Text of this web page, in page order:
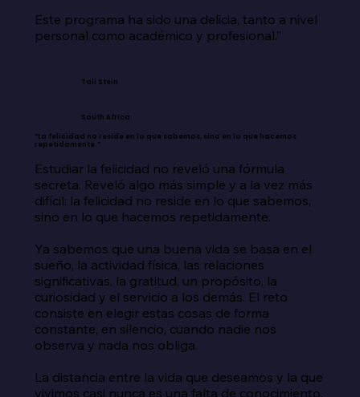
Este programa ha sido una delicia, tanto a nivel
personal como académico y profesional.”
Tali Stein
South Africa
“La felicidad no reside en lo que sabemos, sino en lo que hacemos
repetidamente.”
Estudiar la felicidad no reveló una fórmula
secreta. Reveló algo más simple y a la vez más
difícil: la felicidad no reside en lo que sabemos,
sino en lo que hacemos repetidamente.
Ya sabemos que una buena vida se basa en el
sueño, la actividad física, las relaciones
significativas, la gratitud, un propósito, la
curiosidad y el servicio a los demás. El reto
consiste en elegir estas cosas de forma
constante, en silencio, cuando nadie nos
observa y nada nos obliga.
La distancia entre la vida que deseamos y la que
vivimos casi nunca es una falta de conocimiento.